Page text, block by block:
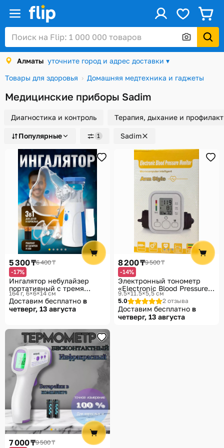
Алматы уточните город и адрес доставки ▾
Товары для здоровья
Домашняя медтехника и гаджеты
Медицинские приборы Sadim
Диагностика и контроль Терапия, дыхание и
Популярные 1 Sadim
5 300 ₸6 400 ₸
-17%
Ингалятор небулайзер
портативный с тремя
насадками бесшумный, для
детей и взрослых
164 г, 6×6×14 см
Доставим бесплатно в
четверг, 13 августа
8 200 ₸9 500 ₸
-14%
Электронный тонометр
«Electronic Blood Pressure
Monitor»
9.5×11.5×5,5 см
5.0
2 отзыва
Доставим бесплатно в
четверг, 13 августа
7 000 ₸9 500 ₸
Войти / Регистрация
Каталог
Скидки и акции
Подарочные карты
Заказы
Посылки
Алматы
Корзина
Избранное
История просмотров
Помощь
Способы доставки
Способы оплаты